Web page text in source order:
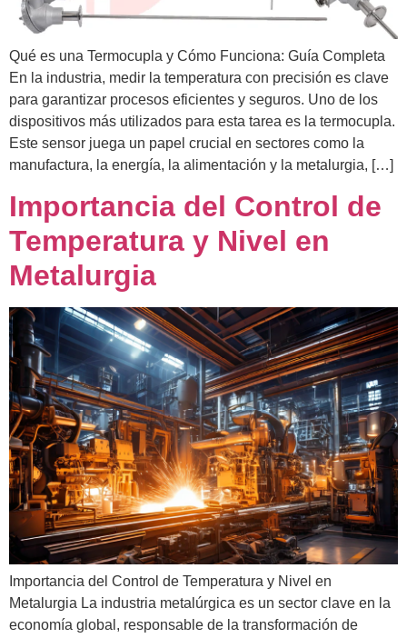
Qué es una Termocupla y Cómo Funciona: Guía Completa
En la industria, medir la temperatura con precisión es clave
para garantizar procesos eficientes y seguros. Uno de los
dispositivos más utilizados para esta tarea es la termocupla.
Este sensor juega un papel crucial en sectores como la
manufactura, la energía, la alimentación y la metalurgia, […]
Importancia del Control de
Temperatura y Nivel en
Metalurgia
Importancia del Control de Temperatura y Nivel en
Metalurgia La industria metalúrgica es un sector clave en la
economía global, responsable de la transformación de